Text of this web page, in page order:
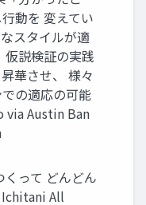
動を 変えてい
スタイルが適
仮説検証の実践
華させ、 様々
の適応の可能
via Austin Ban
くって どんどん
All